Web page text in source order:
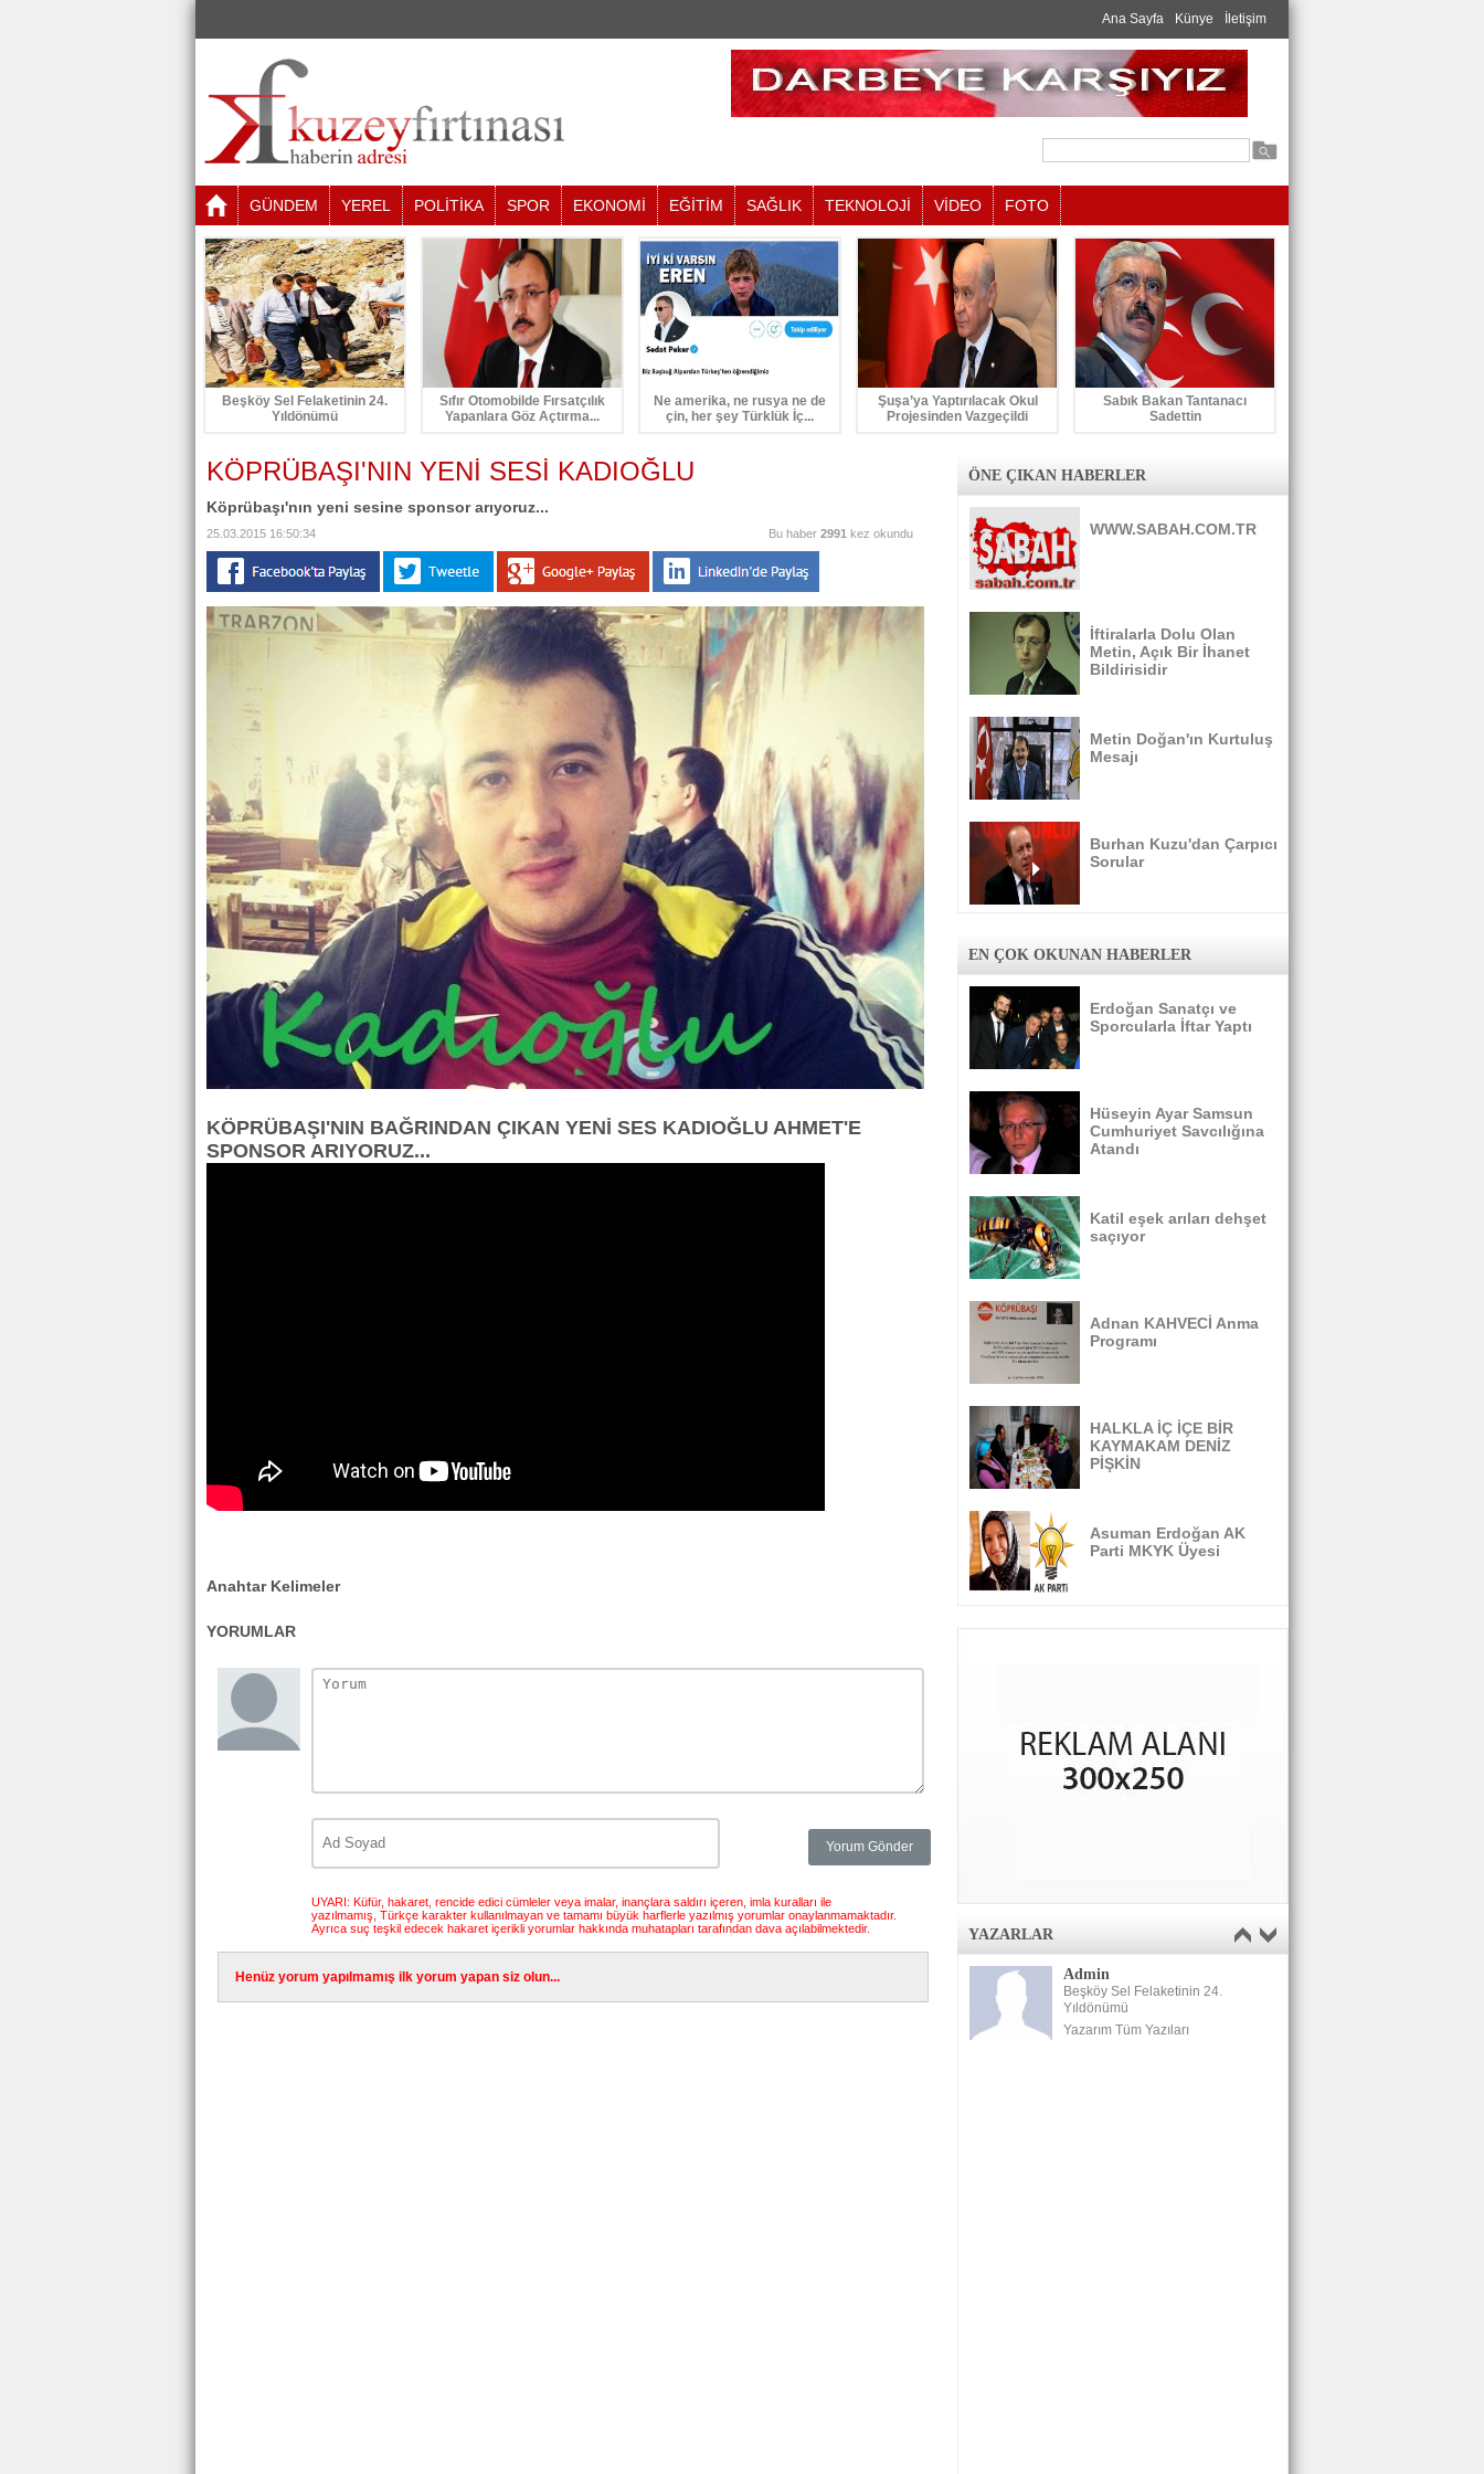
Ana Sayfa Künye İletişim
GÜNDEM YEREL POLİTİKA SPOR EKONOMİ EĞİTİM SAĞLIK TEKNOLOJİ VİDEO FOTO
Beşköy Sel Felaketinin 24.
Yıldönümü
Sıfır Otomobilde Fırsatçılık
Yapanlara Göz Açtırma...
Ne amerika, ne rusya ne de
çin, her şey Türklük İç...
Şuşa’ya Yaptırılacak Okul
Projesinden Vazgeçildi
Sabık Bakan Tantanacı
Sadettin
KÖPRÜBAŞI'NIN YENİ SESİ KADIOĞLU
Köprübaşı'nın yeni sesine sponsor arıyoruz...
25.03.2015 16:50:34 Bu haber 2991 kez okundu
KÖPRÜBAŞI'NIN BAĞRINDAN ÇIKAN YENİ SES KADIOĞLU AHMET'E
SPONSOR ARIYORUZ...
Anahtar Kelimeler
YORUMLAR
UYARI: Küfür, hakaret, rencide edici cümleler veya imalar, inançlara saldırı içeren, imla kuralları ile
yazılmamış, Türkçe karakter kullanılmayan ve tamamı büyük harflerle yazılmış yorumlar onaylanmamaktadır.
Ayrıca suç teşkil edecek hakaret içerikli yorumlar hakkında muhatapları tarafından dava açılabilmektedir.
Henüz yorum yapılmamış ilk yorum yapan siz olun...
ÖNE ÇIKAN HABERLER
WWW.SABAH.COM.TR
İftiralarla Dolu Olan
Metin, Açık Bir İhanet
Bildirisidir
Metin Doğan'ın Kurtuluş
Mesajı
Burhan Kuzu'dan Çarpıcı
Sorular
EN ÇOK OKUNAN HABERLER
Erdoğan Sanatçı ve
Sporcularla İftar Yaptı
Hüseyin Ayar Samsun
Cumhuriyet Savcılığına
Atandı
Katil eşek arıları dehşet
saçıyor
Adnan KAHVECİ Anma
Programı
HALKLA İÇ İÇE BİR
KAYMAKAM DENİZ
PİŞKİN
Asuman Erdoğan AK
Parti MKYK Üyesi
YAZARLAR
Admin
Beşköy Sel Felaketinin 24.
Yıldönümü
Yazarım Tüm Yazıları